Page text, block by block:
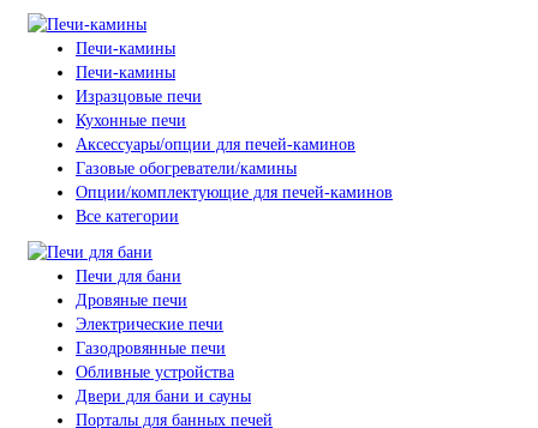
Печи-камины
Печи-камины
Изразцовые печи
Кухонные печи
Аксессуары/опции для печей-каминов
Газовые обогреватели/камины
Опции/комплектующие для печей-каминов
Все категории
Печи для бани
Дровяные печи
Электрические печи
Газодровянные печи
Обливные устройства
Двери для бани и сауны
Порталы для банных печей